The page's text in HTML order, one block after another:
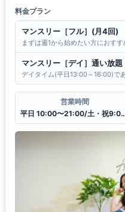
料金プラン
マンスリー［フル］(月4回)
まずは週1から始めたい方におすす
マンスリー［デイ］通い放題
デイタイム(平日13:00～16:00)で
営業時間
平日 10:00〜